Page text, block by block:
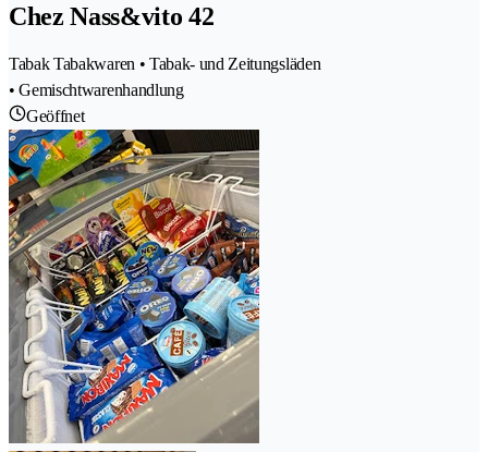
Chez Nass&vito 42
Tabak Tabakwaren • Tabak- und Zeitungsläden
• Gemischtwarenhandlung
Geöffnet